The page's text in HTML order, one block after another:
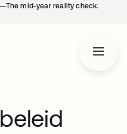
mid-year reality check.